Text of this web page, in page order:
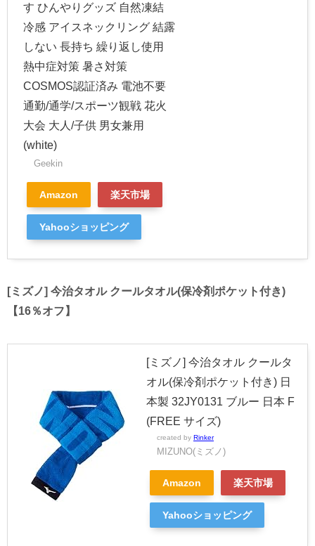
す ひんやりグッズ 自然凍結
冷感 アイスネックリング 結露
しない 長持ち 繰り返し使用
熱中症対策 暑さ対策
COSMOS認証済み 電池不要
通勤/通学/スポーツ観戦 花火
大会 大人/子供 男女兼用
(white)
Geekin
Amazon 楽天市場
Yahooショッピング
[ミズノ] 今治タオル クールタオル(保冷剤ポケット付き)
【16％オフ】
[ミズノ] 今治タオル クールタ
オル(保冷剤ポケット付き) 日
本製 32JY0131 ブルー 日本 F
(FREE サイズ)
created by Rinker
MIZUNO(ミズノ)
Amazon 楽天市場
Yahooショッピング